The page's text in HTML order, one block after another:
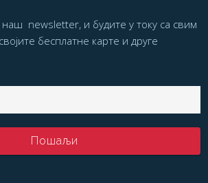
newsletter, и будите у току са свим
бесплатне карте и друге